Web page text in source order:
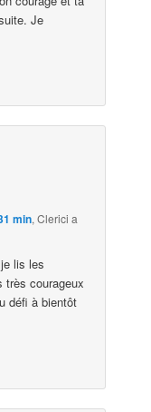
Je
min,Clerici a
lis les
très courageux
défi à bientôt